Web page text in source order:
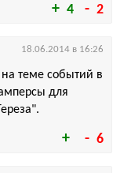
4 2
6
теме событий в
для
18.06.2014 в 16:26